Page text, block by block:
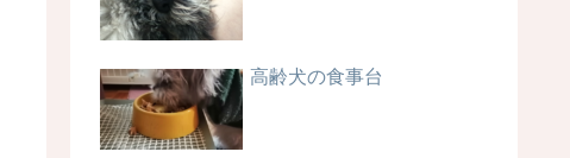
高齢犬の食事台